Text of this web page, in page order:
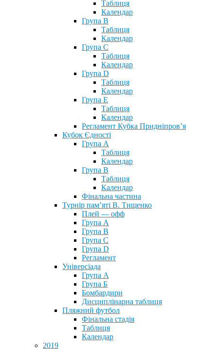
Таблиця
Календар
Група В
Таблиця
Календар
Група С
Таблиця
Календар
Група D
Таблиця
Календар
Група Е
Таблиця
Календар
Регламент Кубка Придніпров’я
Кубок Єдності
Група А
Таблиця
Календар
Група В
Таблиця
Календар
Фінальна частина
Турнір пам’яті В. Тищенко
Плей — офф
Група А
Група B
Група С
Група D
Регламент
Універсіада
Група А
Група Б
Бомбардири
Дисциплінарна таблиця
Пляжний футбол
Фінальна стадія
Таблиця
Календар
2019